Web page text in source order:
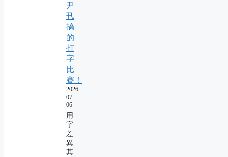
尹
卂
搞
的
打
字
比
賽！
2026-
07-
06
用
字
差
異
其